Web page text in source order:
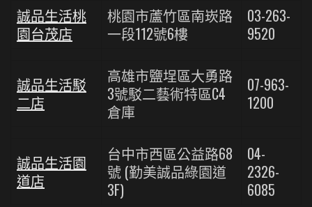
誠品生活桃
園台茂店
桃園市蘆竹區南崁路
一段112號6樓
03-263-
9520
誠品生活駁
二店
高雄市鹽埕區大勇路
3號駁二藝術特區C4
倉庫
07-963-
1200
誠品生活園
道店
台中市西區公益路68
號 (勤美誠品綠園道
3F)
04-
2326-
6085